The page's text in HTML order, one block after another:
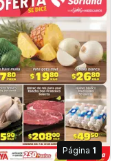
Página 1